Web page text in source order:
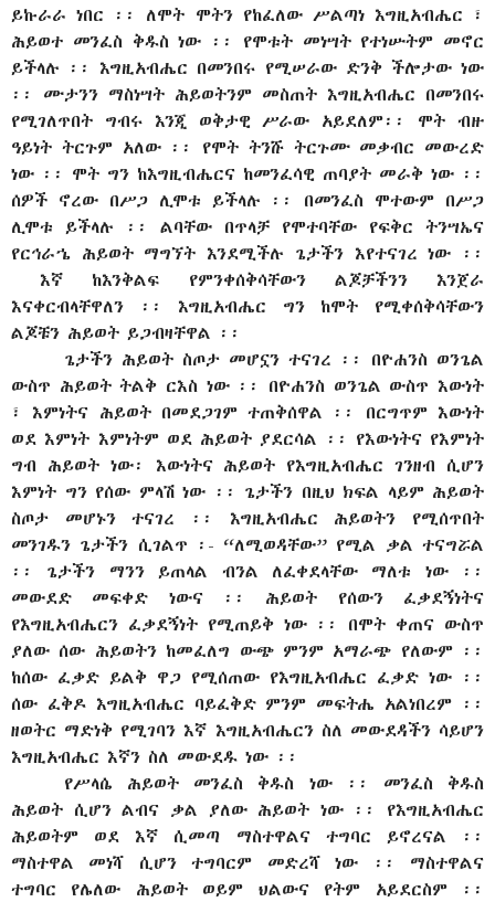
ይኩራራ ነበር ፡፡ ለሞት ሞትን የከፈለው ሥልጣነ እግዚአብሔር ፣
ሕይወተ መንፈስ ቅዱስ ነው ፡፡ የሞቱት መነሣት የተነሡትም መኖር
ይችላሉ ፡፡ እግዚአብሔር በመንበሩ የሚሠራው ድንቅ ችሎታው ነው
፡፡ ሙታንን ማስነሣት ሕይወትንም መስጠት እግዚአብሔር በመንበሩ
የሚገለጥበት ግብሩ እንጂ ወቅታዊ ሥራው አይደለም፡፡ ሞት ብዙ
ዓይነት ትርጉም አለው ፡፡ የሞት ትንሹ ትርጉሙ መቃብር መውረድ
ነው ፡፡ ሞት ግን ከእግዚብሔርና ከመንፈሳዊ ጠባያት መራቅ ነው ፡፡
ሰዎች ኖረው በሥጋ ሊሞቱ ይችላሉ ፡፡ በመንፈስ ሞተውም በሥጋ
ሊሞቱ ይችላሉ ፡፡ ልባቸው በጥላቻ የሞተባቸው የፍቅር ትንሣኤና
የርኅራኄ ሕይወት ማግኘት እንደሚችሉ ጌታችን እየተናገረ ነው ፡፡
እኛ ከእንቅልፍ የምንቀሰቅሳቸውን ልጆቻችንን እንጀራ
እናቀርብላቸዋለን ፡፡ እግዚአብሔር ግን ከሞት የሚቀሰቅሳቸውን
ልጆቹን ሕይወት ይጋብዛቸዋል ፡፡
ጌታችን ሕይወት ስጦታ መሆኗን ተናገረ ፡፡ በዮሐንስ ወንጌል
ውስጥ ሕይወት ትልቅ ርእስ ነው ፡፡ በዮሐንስ ወንጌል ውስጥ እውነት
፣ እምነትና ሕይወት በመደጋገም ተጠቅሰዋል ፡፡ በርግጥም እውነት
ወደ እምነት እምነትም ወደ ሕይወት ያደርሳል ፡፡ የእውነትና የእምነት
ግብ ሕይወት ነው፡ እውነትና ሕይወት የእግዚአብሔር ገንዘብ ሲሆን
እምነት ግን የሰው ምላሽ ነው ፡፡ ጌታችን በዚህ ክፍል ላይም ሕይወት
ስጦታ መሆኑን ተናገረ ፡፡ እግዚአብሔር ሕይወትን የሚሰጥበት
መንገዱን ጌታችን ሲገልጥ ፡- “ለሚወዳቸው” የሚል ቃል ተናግሯል
፡፡ ጌታችን ማንን ይጠላል ብንል ለፈቀደላቸው ማለቱ ነው ፡፡
መውደድ መፍቀድ ነውና ፡፡ ሕይወት የሰውን ፈቃደኝነትና
የእግዚአብሔርን ፈቃደኝነት የሚጠይቅ ነው ፡፡ በሞት ቀጠና ውስጥ
ያለው ሰው ሕይወትን ከመፈለግ ውጭ ምንም አማራጭ የለውም ፡፡
ከሰው ፈቃድ ይልቅ ዋጋ የሚሰጠው የእግዚአብሔር ፈቃድ ነው ፡፡
ሰው ፈቅዶ እግዚአብሔር ባይፈቅድ ምንም መፍትሔ አልነበረም ፡፡
ዘወትር ማድነቅ የሚገባን እኛ እግዚአብሔርን ስለ መውደዳችን ሳይሆን
እግዚአብሔር እኛን ስለ መውደዱ ነው ፡፡
የሥላሴ ሕይወት መንፈስ ቅዱስ ነው ፡፡ መንፈስ ቅዱስ
ሕይወት ሲሆን ልብና ቃል ያለው ሕይወት ነው ፡፡ የእግዚአብሔር
ሕይወትም ወደ እኛ ሲመጣ ማስተዋልና ተግባር ይኖረናል ፡፡
ማስተዋል መነሻ ሲሆን ተግባርም መድረሻ ነው ፡፡ ማስተዋልና
ተግባር የሌለው ሕይወት ወይም ህልውና የትም አይደርስም ፡፡